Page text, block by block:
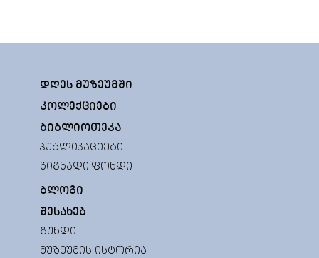
ᲓᲦᲔᲡ ᲛᲣᲖᲔᲣᲛᲨᲘ
ᲙᲝᲚᲔᲥᲪᲘᲔᲑᲘ
ᲑᲘᲑᲚᲘᲝᲗᲔᲙᲐ
ᲞᲣᲑᲚᲘᲙᲐᲪᲘᲔᲑᲘ
ᲬᲘᲒᲜᲐᲓᲘ ᲤᲝᲜᲓᲘ
ᲑᲚᲝᲒᲘ
ᲨᲔᲡᲐᲮᲔᲑ
ᲒᲣᲜᲓᲘ
ᲛᲣᲖᲔᲣᲛᲘᲡ ᲘᲡᲢᲝᲠᲘᲐ